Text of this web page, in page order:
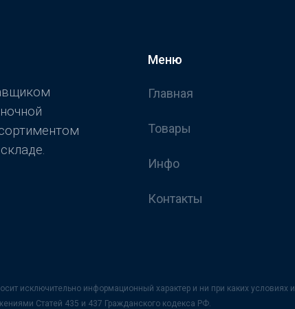
Меню
Главная
Товары
Инфо
Контакты
исключительно информационный характер и ни при каких
Статей 435 и 437 Гражданского кодекса РФ.